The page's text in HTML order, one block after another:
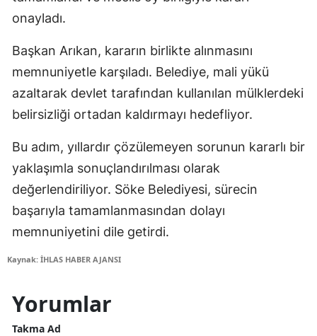
onayladı.
Başkan Arıkan, kararın birlikte alınmasını
memnuniyetle karşıladı. Belediye, mali yükü
azaltarak devlet tarafından kullanılan mülklerdeki
belirsizliği ortadan kaldırmayı hedefliyor.
Bu adım, yıllardır çözülemeyen sorunun kararlı bir
yaklaşımla sonuçlandırılması olarak
değerlendiriliyor. Söke Belediyesi, sürecin
başarıyla tamamlanmasından dolayı
memnuniyetini dile getirdi.
Kaynak: İHLAS HABER AJANSI
Yorumlar
Takma Ad